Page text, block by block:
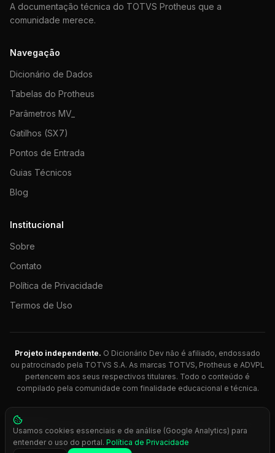
A documentação técnica do TOTVS Protheus que a
comunidade merece.
Navegação
Dicionário de Dados
Tabelas do Protheus
Parâmetros MV_
Gatilhos (SX7)
Pontos de Entrada
Guias Técnicos
Blog
Institucional
Sobre
Contato
Política de Privacidade
Termos de Uso
Projeto independente. O Dicionário Dev não é afiliado, endossado
ou patrocinado pela TOTVS S.A. As marcas TOTVS, Protheus e ADVPL
pertencem aos seus respectivos titulares. Todo o conteúdo é
compilado pela comunidade com finalidade educacional e técnica.
© 2026 Dicionário Dev. Feito com 💚 para desenvolvedores
Protheus.
Press Ctrl+K
Usamos cookies essenciais e de análise (Google Analytics) para
entender o uso do portal. Política de Privacidade